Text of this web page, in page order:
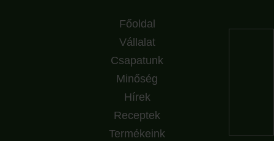
Főoldal
Vállalat
Csapatunk
Minőség
Hírek
Receptek
Termékeink